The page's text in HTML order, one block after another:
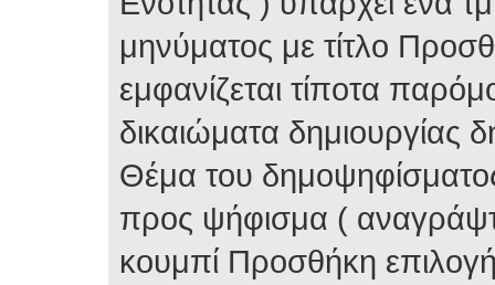
μηνύματος με τίτλο
εμφανίζεται τίποτα
δικαιώματα δημιουργίας
Θέμα του
προς ψήφισμα (
κουμπί Προσθήκη